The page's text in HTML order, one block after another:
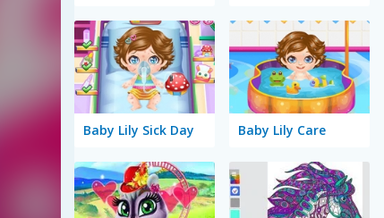
Baby Lily Sick Day Baby Lily Care